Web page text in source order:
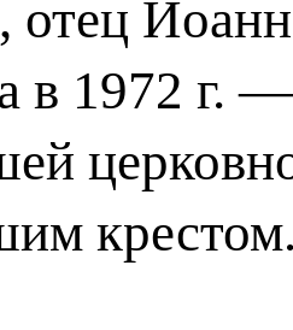
отец
в 1972 г.